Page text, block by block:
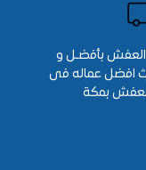
بأفضـل و
افضل عماله فى
بمكة